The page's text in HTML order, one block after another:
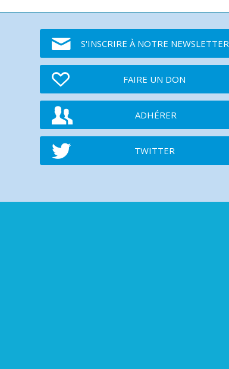
S'INSCRIRE À NOTRE NEWSLETTER
FAIRE UN DON
ADHÉRER
TWITTER